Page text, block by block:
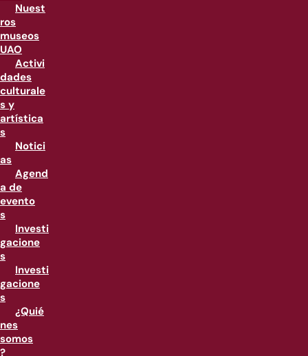
Nuest
ros
museos
UAO
Activi
dades
culturale
s y
artística
s
Notici
as
Agend
a de
evento
s
Investi
gacione
s
Investi
gacione
s
¿Quié
nes
somos
?